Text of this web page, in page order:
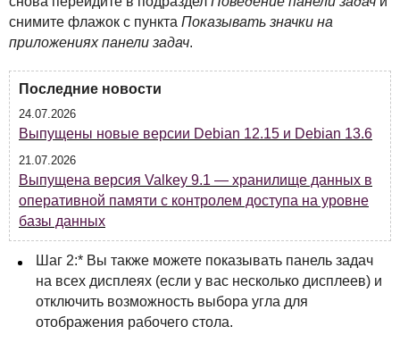
снимите флажок с пункта Показывать значки на
приложениях панели задач.
Последние новости
24.07.2026
Выпущены новые версии Debian 12.15 и Debian 13.6
21.07.2026
Выпущена версия Valkey 9.1 — хранилище данных в
оперативной памяти с контролем доступа на уровне
базы данных
Шаг 2:* Вы также можете показывать панель задач
на всех дисплеях (если у вас несколько дисплеев) и
отключить возможность выбора угла для
отображения рабочего стола.